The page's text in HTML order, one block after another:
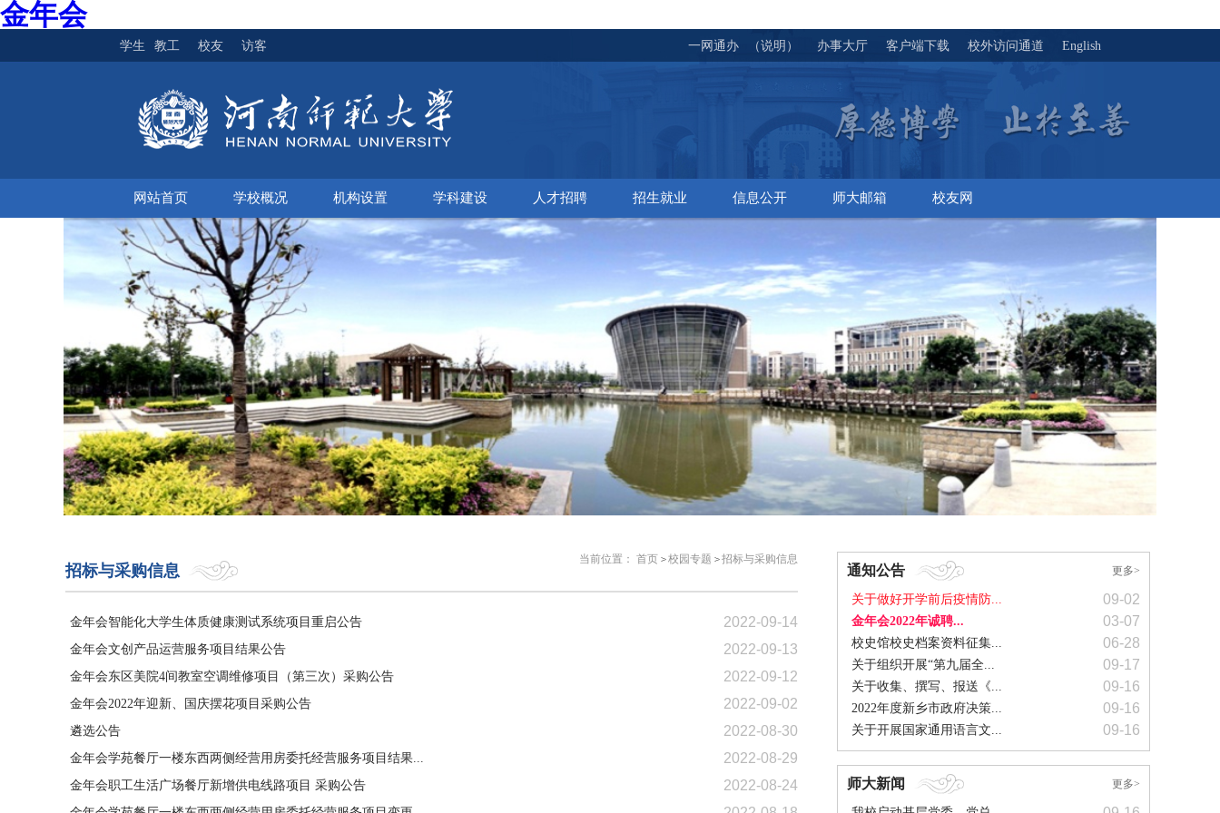
金年会
学生 教工 校友 访客 一网通办 （说明） 办事大厅 客户端下载 校外访问通道 English
网站首页 学校概况 机构设置 学科建设 人才招聘 招生就业 信息公开 师大邮箱 校友网
招标与采购信息
当前位置： 首页 校园专题 招标与采购信息
金年会智能化大学生体质健康测试系统项目重启公告 2022-09-14
金年会文创产品运营服务项目结果公告 2022-09-13
金年会东区美院4间教室空调维修项目（第三次）采购公告 2022-09-12
金年会2022年迎新、国庆摆花项目采购公告 2022-09-02
遴选公告 2022-08-30
金年会学苑餐厅一楼东西两侧经营用房委托经营服务项目结果... 2022-08-29
金年会职工生活广场餐厅新增供电线路项目 采购公告 2022-08-24
通知公告 更多>
关于做好开学前后疫情防... 09-02
金年会2022年诚聘... 03-07
校史馆校史档案资料征集... 06-28
关于组织开展“第九届全... 09-17
关于收集、撰写、报送《... 09-16
2022年度新乡市政府决策... 09-16
关于开展国家通用语言文... 09-16
师大新闻 更多>